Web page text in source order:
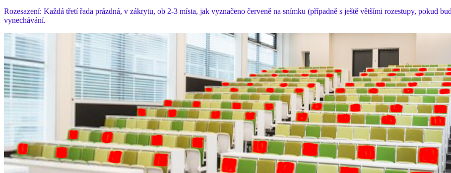
Rozesazení: Každá třetí řada prázdná, v zákrytu, ob 2-3 místa, jak vyznačeno červeně na snímku (případně s ještě většími rozestupy, pokud
vynechávání.